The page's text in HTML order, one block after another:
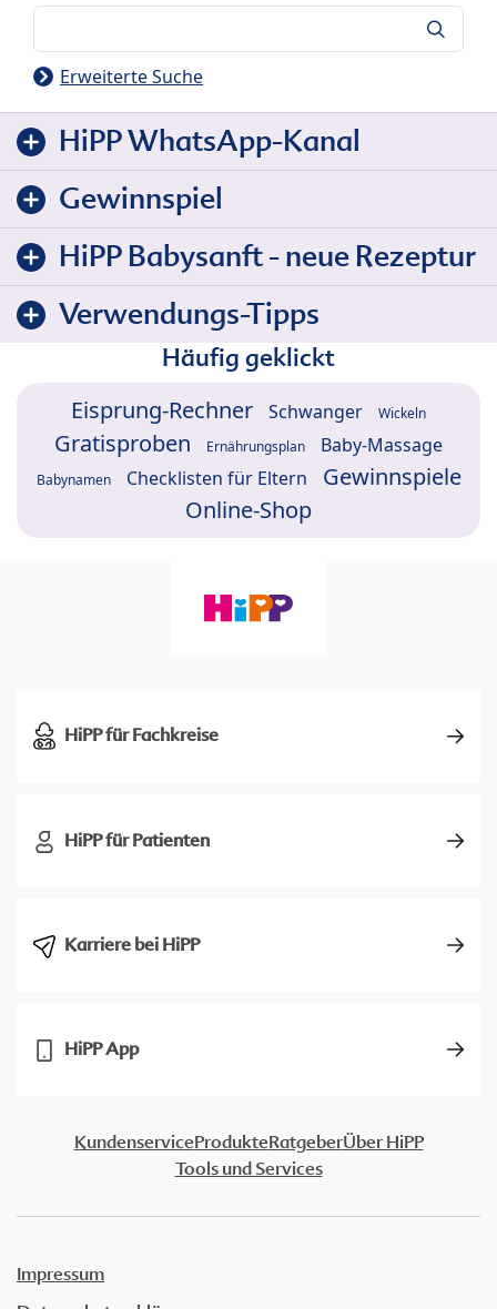
Erweiterte Suche
HiPP WhatsApp-Kanal
Gewinnspiel
HiPP Babysanft - neue Rezeptur
Verwendungs-Tipps
Häufig geklickt
Eisprung-Rechner Schwanger Wickeln
Gratisproben Ernährungsplan Baby-Massage
Babynamen Checklisten für Eltern
Gewinnspiele
Online-Shop
HiPP für Fachkreise
HiPP für Patienten
Karriere bei HiPP
HiPP App
KundenserviceProdukteRatgeberÜber HiPP
Tools und Services
Impressum